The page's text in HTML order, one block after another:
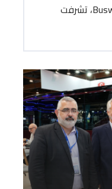
خلال اختتام معرض Busworld 2025، تشرفت